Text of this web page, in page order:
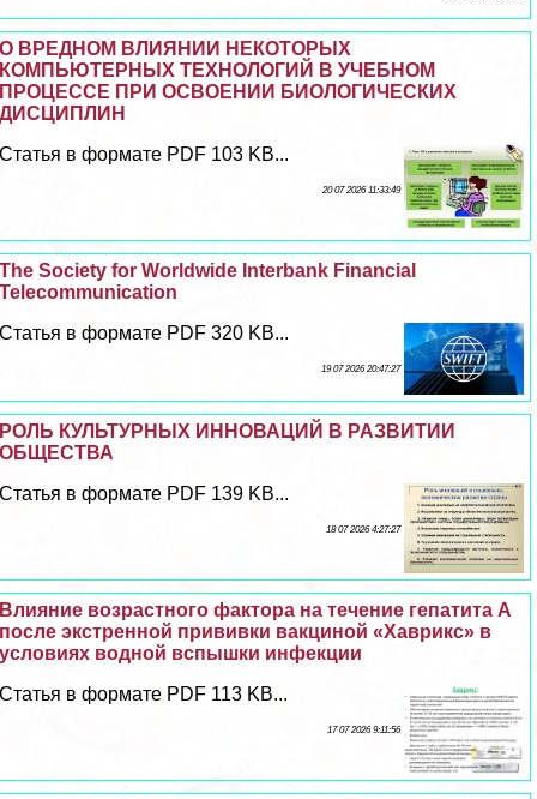
О ВРЕДНОМ ВЛИЯНИИ НЕКОТОРЫХ
КОМПЬЮТЕРНЫХ ТЕХНОЛОГИЙ В УЧЕБНОМ
ПРОЦЕССЕ ПРИ ОСВОЕНИИ БИОЛОГИЧЕСКИХ
ДИСЦИПЛИН
Статья в формате PDF 103 KB...
20 07 2026 11:33:49
The Society for Worldwide Interbank Financial
Telecommunication
Статья в формате PDF 320 KB...
19 07 2026 20:47:27
РОЛЬ КУЛЬТУРНЫХ ИННОВАЦИЙ В РАЗВИТИИ
ОБЩЕСТВА
Статья в формате PDF 139 KB...
18 07 2026 4:27:27
Влияние возрастного фактора на течение гепатита А
после экстренной прививки вакциной «Хаврикс» в
условиях водной вспышки инфекции
Статья в формате PDF 113 KB...
17 07 2026 9:11:56